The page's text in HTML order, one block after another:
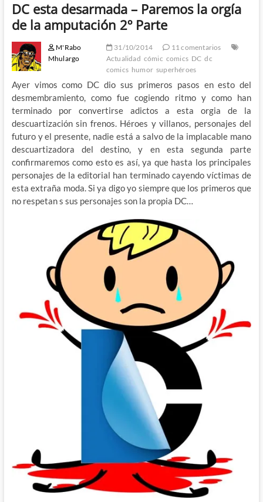
DC esta desarmada – Paremos la orgía
de la amputación 2º Parte
M'Rabo
Mhulargo
31/10/2014
11 comentarios
Actualidad cómic comics DC dc
comics humor superhéroes
Ayer vimos como DC dio sus primeros pasos en esto del
desmembramiento, como fue cogiendo ritmo y como han
terminado por convertirse adictos a esta orgia de la
descuartización sin frenos. Héroes y villanos, personajes del
futuro y el presente, nadie está a salvo de la implacable mano
descuartizadora del destino, y en esta segunda parte
confirmaremos como esto es así, ya que hasta los principales
personajes de la editorial han terminado cayendo víctimas de
esta extraña moda. Si ya digo yo siempre que los primeros que
no respetan s sus personajes son la propia DC…